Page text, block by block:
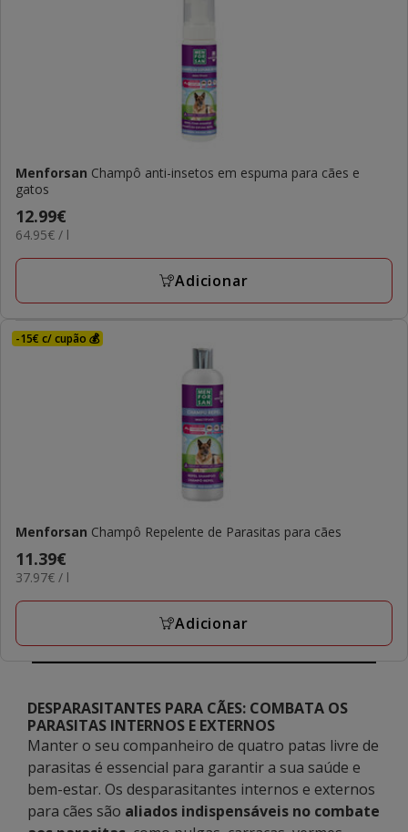
Menforsan Champô anti-insetos em espuma para cães e
gatos
Preço
12.99€
12.99€
64.95€
L
64.95€ / l
Adicionar
-15€ c/ cupão 💰
Menforsan Champô Repelente de Parasitas para cães
Preço
11.39€
11.39€
37.97€
L
37.97€ / l
Adicionar
DESPARASITANTES PARA CÃES: COMBATA OS
PARASITAS INTERNOS E EXTERNOS
Manter o seu companheiro de quatro patas livre de
parasitas é essencial para garantir a sua saúde e
bem-estar. Os desparasitantes internos e externos
para cães são aliados indispensáveis no combate